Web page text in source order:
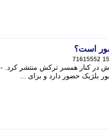
است؟
71615552
در کنار همسر ترکش منتشر کرد. -
بلژیک حضور دارد و برای ...